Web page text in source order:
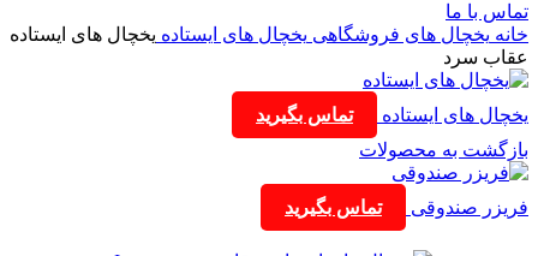
تماس با ما
خانه یخچال های فروشگاهی یخچال های ایستاده یخچال های ایستاده
عقاب سرد
یخچال های ایستاده
تماس بگیرید
بازگشت به محصولات
فریزر صندوقی تماس بگیرید